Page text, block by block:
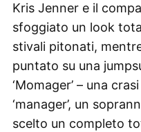
Kris Jenner e il
sfoggiato un look
stivali pitonati,
puntato su una
‘Momager’ – una
‘manager’, un
scelto un completo